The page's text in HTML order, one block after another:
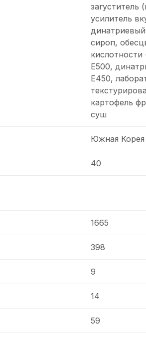
загуститель
усилитель
сироп,
кислотности
Е500,
Е450,
картофель
суш
Южная Корея
40
1665
398
9
14
59